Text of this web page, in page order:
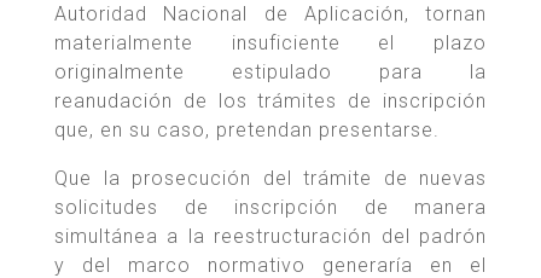
Autoridad Nacional de Aplicación, tornan
materialmente insuficiente el plazo
originalmente estipulado para la
reanudación de los trámites de inscripción
que, en su caso, pretendan presentarse.
Que la prosecución del trámite de nuevas
solicitudes de inscripción de manera
simultánea a la reestructuración del padrón
y del marco normativo generaría en el